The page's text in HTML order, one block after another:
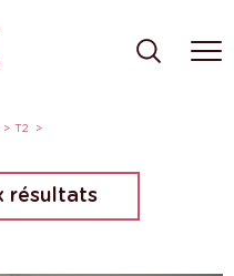
T2
résultats